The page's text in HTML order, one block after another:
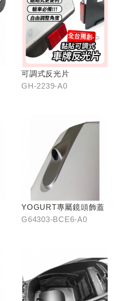
可調式反光片
GH-2239-A0
YOGURT專屬鏡頭飾蓋
G64303-BCE6-A0